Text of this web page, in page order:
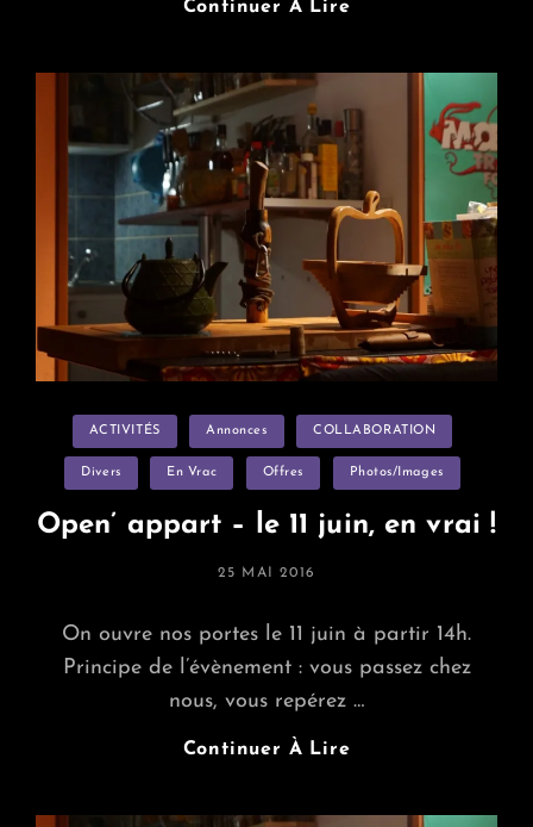
Continuer À LireAPM
Le
25
Juin
“Salut
Copains.
Salut
La
Bonjour
Le
Gabon
!”
Categories
ACTIVITÉS Annonces COLLABORATION
Divers En Vrac Offres Photos/images
Open’ appart – le 11 juin, en vrai !
POSTED
25 MAI 2016
On ouvre nos portes le 11 juin à partir 14h.
Principe de l’évènement : vous passez chez
nous, vous repérez …
Continuer À LireOpen’